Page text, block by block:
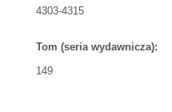
4303-4315
Tom (seria wydawnicza):
149